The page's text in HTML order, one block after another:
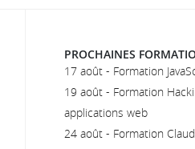
PROCHAINES
17 août - Formation
19 août - Formation
applications web
24 août - Formation